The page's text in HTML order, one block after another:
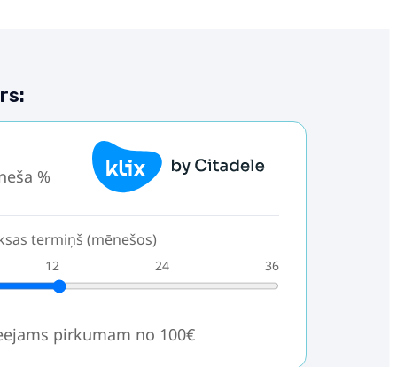
%
termiņš (mēnešos)
12 24 36
pirkumam no 100€